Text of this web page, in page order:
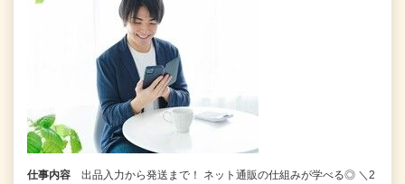
仕事内容
出品入力から発送まで！ ネット通販の仕組みが学べる◎ ＼2